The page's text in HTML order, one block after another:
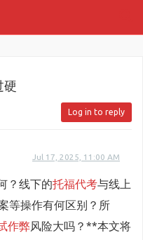
硬
Log in to reply
Jul 17, 2025, 11:00 AM
？线下的托福代考与线上
等操作有何区别？所
作弊风险大吗？**本文将